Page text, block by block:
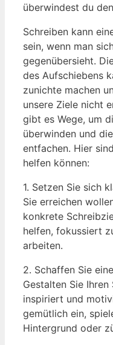
überwindest du
Schreiben kann
sein, wenn man
gegenübersieht.
des Aufschiebens
zunichte machen
unsere Ziele nicht
gibt es Wege, um
überwinden und
entfachen. Hier
helfen können:
1. Setzen Sie sich
Sie erreichen
konkrete
helfen, fokussiert
arbeiten.
2. Schaffen Sie
Gestalten Sie
inspiriert und
gemütlich ein,
Hintergrund oder